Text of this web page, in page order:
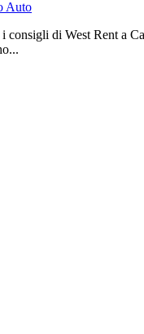
Auto
di West Rent a